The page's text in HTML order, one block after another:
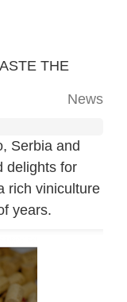
THE
News
Serbia and
delights for
rich viniculture
years.